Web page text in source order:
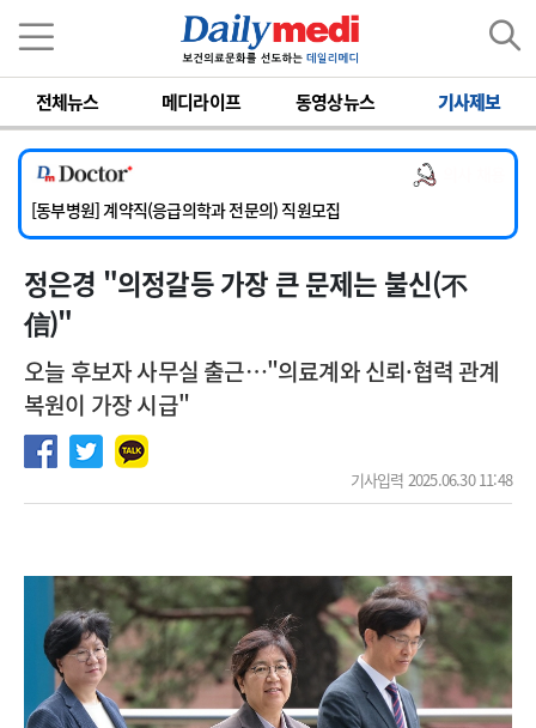
전체뉴스 메디라이프 동영상뉴스 기사제보
[서울아산병원] 2026년 하반기 인턴 모집
[영남대학교의료원] 마취통증의학과 임기제 임상의사 채용
[충남대학교병원] 소아청소년과(소아응급전담) 계약직 의사 공개채용
[동부병원] 계약직(응급의학과 전문의) 직원모집
[이대목동병원] 하반기 전공의(레지던트1년차) 모집
[서울아산병원] 2026년 하반기 인턴 모집
[영남대학교의료원] 마취통증의학과 임기제 임상의사 채용
정은경 "의정갈등 가장 큰 문제는 불신(不
信)"
오늘 후보자 사무실 출근…"의료계와 신뢰·협력 관계
복원이 가장 시급"
기사입력 2025.06.30 11:48